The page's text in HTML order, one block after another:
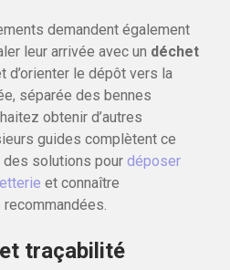
demandent également
leur arrivée avec un déchet
d’orienter le dépôt vers la
séparée des bennes
obtenir d’autres
guides complètent ce
des solutions pour déposer
et connaître
traçabilité